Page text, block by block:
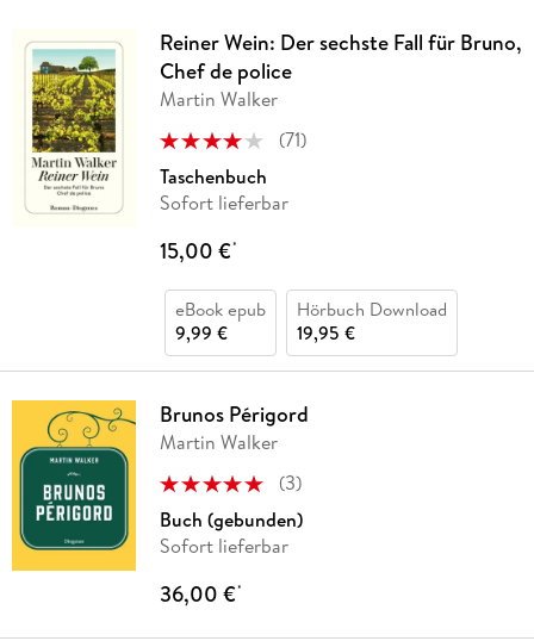
Reiner Wein: Der sechste Fall für Bruno,
Chef de police
Martin Walker
(71)
Taschenbuch
Sofort lieferbar
15,00 €*
eBook epub
9,99 €
Hörbuch Download
19,95 €
Brunos Périgord
Martin Walker
(3)
Buch (gebunden)
Sofort lieferbar
36,00 €*